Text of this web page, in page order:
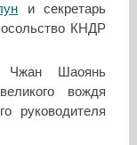
и секретарь
КНДР
Чжан Шаоянь
вождя
руководителя